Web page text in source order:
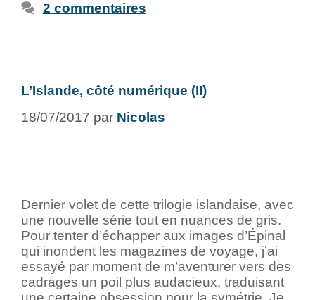
2 commentaires
L’Islande, côté numérique (II)
18/07/2017 par Nicolas
Dernier volet de cette trilogie islandaise, avec
une nouvelle série tout en nuances de gris.
Pour tenter d’échapper aux images d’Épinal
qui inondent les magazines de voyage, j’ai
essayé par moment de m’aventurer vers des
cadrages un poil plus audacieux, traduisant